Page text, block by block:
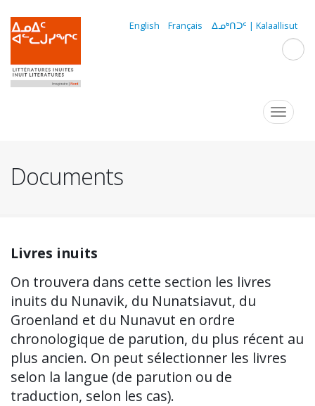
contenu
English Français ᐃᓄᒃᑎᑐᑦ | Kalaallisut
Toggle
Documents
Livres inuits
On trouvera dans cette section les livres
inuits du Nunavik, du Nunatsiavut, du
Groenland et du Nunavut en ordre
chronologique de parution, du plus récent au
plus ancien. On peut sélectionner les livres
selon la langue (de parution ou de
traduction, selon les cas).